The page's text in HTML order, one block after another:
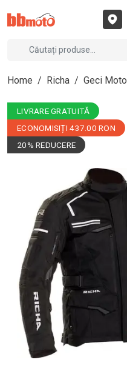
Home / Richa / Geci Moto
LIVRARE GRATUITĂ
ECONOMISIȚI 437.00 RON
20% REDUCERE